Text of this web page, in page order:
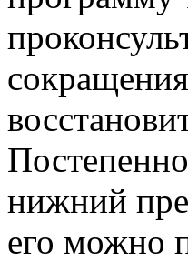
нижний
его можно